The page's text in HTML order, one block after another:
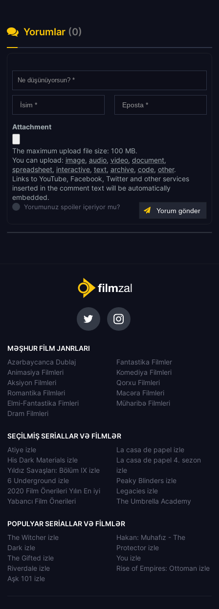
Yorumlar (0)
Attachment
The maximum upload file size: 100 MB.
You can upload: image, audio, video, document,
spreadsheet, interactive, text, archive, code, other.
Links to YouTube, Facebook, Twitter and other services
inserted in the comment text will be automatically
embedded.
Yorumunuz spoiler içeriyor mu?
MƏŞHUR FILM JANRLARI
Azərbaycanca Dublaj
Animasiya Filmleri
Aksiyon Filmleri
Romantika Filmləri
Elmi-Fantastika Fimleri
Dram Filmleri
Fantastika Filmler
Komediya Filmleri
Qorxu Filmleri
Macəra Filmleri
Müharibə Filmleri
SEÇILMIŞ SERIALLAR VƏ FILMLƏR
Atiye izle
His Dark Materials izle
Yıldız Savaşları: Bölüm IX izle
6 Underground izle
2020 Film Önerileri Yılın En iyi
Yabancı Film Önerileri
La casa de papel izle
La casa de papel 4. sezon
izle
Peaky Blinders izle
Legacies izle
The Umbrella Academy
POPULYAR SERIALLAR VƏ FILMLƏR
The Witcher izle
Dark izle
The Gifted izle
Riverdale izle
Aşk 101 izle
Hakan: Muhafız - The
Protector izle
You izle
Rise of Empires: Ottoman izle